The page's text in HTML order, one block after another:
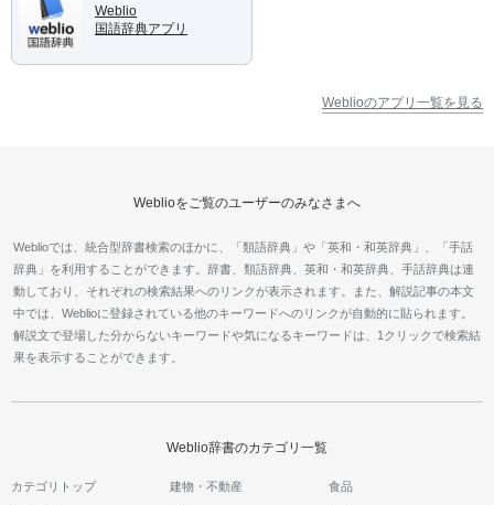
Weblio
国語辞典アプリ
Weblioのアプリ一覧を見る
Weblioをご覧のユーザーのみなさまへ
Weblioでは、統合型辞書検索のほかに、「類語辞典」や「英和・和英辞典」、「手話
辞典」を利用することができます。辞書、類語辞典、英和・和英辞典、手話辞典は連
動しており、それぞれの検索結果へのリンクが表示されます。また、解説記事の本文
中では、Weblioに登録されている他のキーワードへのリンクが自動的に貼られます。
解説文で登場した分からないキーワードや気になるキーワードは、1クリックで検索結
果を表示することができます。
Weblio辞書のカテゴリ一覧
カテゴリトップ 建物・不動産 食品